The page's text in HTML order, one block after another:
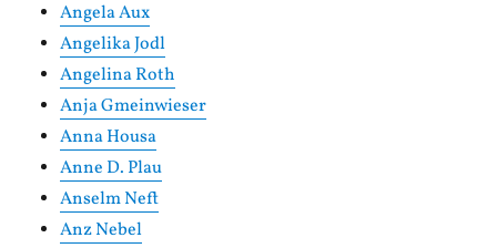
Angela Aux
Angelika Jodl
Angelina Roth
Anja Gmeinwieser
Anna Housa
Anne D. Plau
Anselm Neft
Anz Nebel